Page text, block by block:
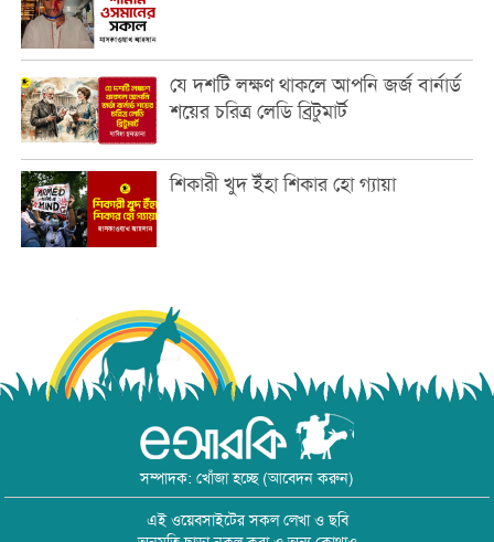
যে দশটি লক্ষণ থাকলে আপনি জর্জ বার্নার্ড
শয়ের চরিত্র লেডি ব্রিটুমার্ট
শিকারী খুদ ইঁহা শিকার হো গ্যায়া
সম্পাদক: খোঁজা হচ্ছে (আবেদন করুন)
এই ওয়েবসাইটের সকল লেখা ও ছবি